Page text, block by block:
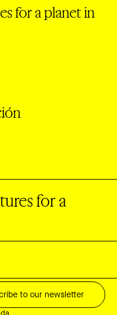
for a planet in
for a
to our newsletter